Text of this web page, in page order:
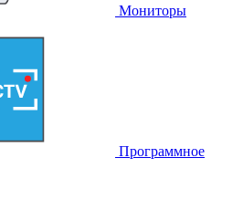
Мониторы
Программное